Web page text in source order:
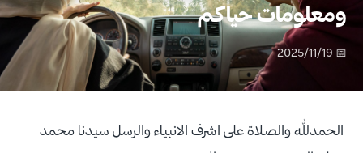
ومعلومات حياكم
📅 2025/11/19
الحمدلله والصلاة على اشرف الانبياء والرسل سيدنا محمد